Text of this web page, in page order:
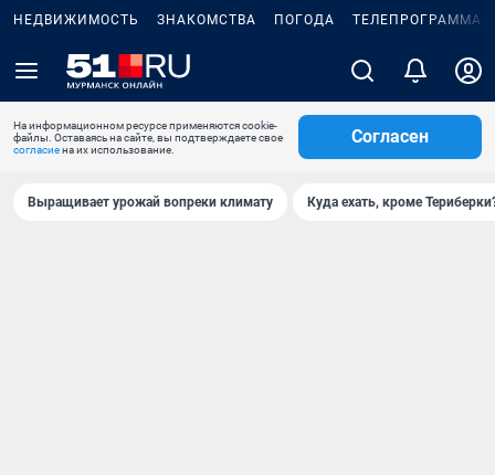
НЕДВИЖИМОСТЬ ЗНАКОМСТВА ПОГОДА ТЕЛЕПРОГРАММА
На информационном ресурсе применяются cookie-
файлы. Оставаясь на сайте, вы подтверждаете свое
согласиена их использование.
Согласен
Выращивает урожай вопреки климату Куда ехать, кроме